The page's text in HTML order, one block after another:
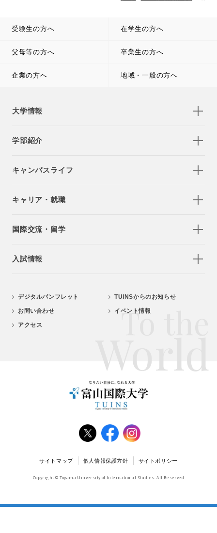
受験生の方へ 在学生の方へ
父母等の方へ 卒業生の方へ
企業の方へ 地域・一般の方へ
大学情報
学部紹介
キャンパスライフ
キャリア・就職
国際交流・留学
入試情報
デジタルパンフレット
お問い合わせ
アクセス
TUINSからのお知らせ
イベント情報
To the
World
サイトマップ 個人情報保護方針 サイトポリシー
Copyright © Toyama University of International Studies. All Reserved